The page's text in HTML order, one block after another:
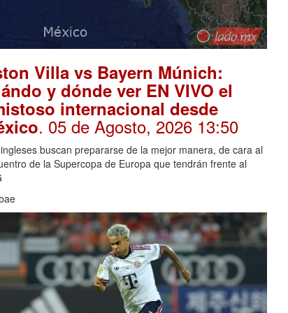
Villa vs Bayern Múnich:
y dónde ver EN VIVO el
internacional desde
. 05 de Agosto, 2026 13:50
buscan prepararse de la mejor manera, de cara al
de la Supercopa de Europa que tendrán frente al